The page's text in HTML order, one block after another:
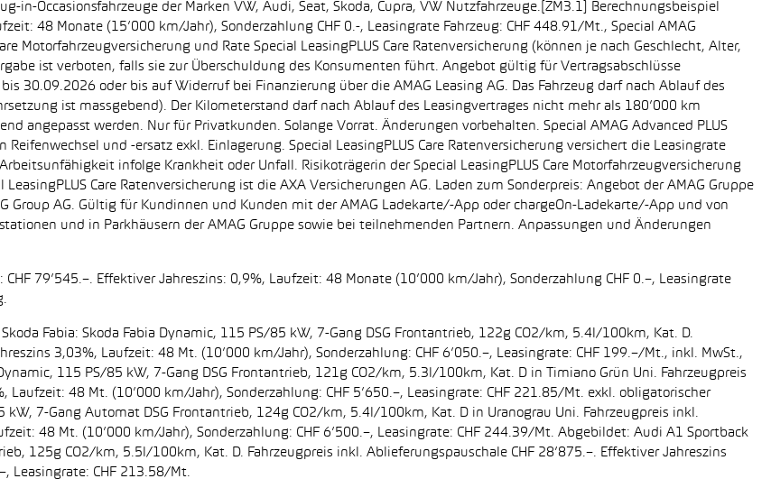
in-Occasionsfahrzeuge der Marken VW, Audi, Seat, Skoda, Cupra, VW Nutzfahrzeuge.[ZM3.1] Berechnungsbeispiel
48 Monate (15’000 km/Jahr), Sonderzahlung CHF 0.-, Leasingrate Fahrzeug: CHF 448.91/Mt., Special AMAG
Motorfahrzeugversicherung und Rate Special LeasingPLUS Care Ratenversicherung (können je nach Geschlecht, Alter,
ist verboten, falls sie zur Überschuldung des Konsumenten führt. Angebot gültig für Vertragsabschlüsse
30.09.2026 oder bis auf Widerruf bei Finanzierung über die AMAG Leasing AG. Das Fahrzeug darf nach Ablauf des
ist massgebend). Der Kilometerstand darf nach Ablauf des Leasingvertrages nicht mehr als 180’000 km
angepasst werden. Nur für Privatkunden. Solange Vorrat. Änderungen vorbehalten. Special AMAG Advanced PLUS
und -ersatz exkl. Einlagerung. Special LeasingPLUS Care Ratenversicherung versichert die Leasingrate
infolge Krankheit oder Unfall. Risikoträgerin der Special LeasingPLUS Care Motorfahrzeugversicherung
Care Ratenversicherung ist die AXA Versicherungen AG. Laden zum Sonderpreis: Angebot der AMAG Gruppe
AG. Gültig für Kundinnen und Kunden mit der AMAG Ladekarte/-App oder chargeOn-Ladekarte/-App und von
und in Parkhäusern der AMAG Gruppe sowie bei teilnehmenden Partnern. Anpassungen und Änderungen
79’545.–. Effektiver Jahreszins: 0,9%, Laufzeit: 48 Monate (10’000 km/Jahr), Sonderzahlung CHF 0.–, Leasingrate
Fabia: Skoda Fabia Dynamic, 115 PS/85 kW, 7-Gang DSG Frontantrieb, 122g CO2/km, 5.4l/100km, Kat. D.
3,03%, Laufzeit: 48 Mt. (10’000 km/Jahr), Sonderzahlung: CHF 6’050.–, Leasingrate: CHF 199.–/Mt., inkl. MwSt.,
115 PS/85 kW, 7-Gang DSG Frontantrieb, 121g CO2/km, 5.3l/100km, Kat. D in Timiano Grün Uni. Fahrzeugpreis
Laufzeit: 48 Mt. (10’000 km/Jahr), Sonderzahlung: CHF 5’650.–, Leasingrate: CHF 221.85/Mt. exkl. obligatorischer
7-Gang Automat DSG Frontantrieb, 124g CO2/km, 5.4l/100km, Kat. D in Uranograu Uni. Fahrzeugpreis inkl.
48 Mt. (10’000 km/Jahr), Sonderzahlung: CHF 6’500.–, Leasingrate: CHF 244.39/Mt. Abgebildet: Audi A1 Sportback
125g CO2/km, 5.5l/100km, Kat. D. Fahrzeugpreis inkl. Ablieferungspauschale CHF 28’875.–. Effektiver Jahreszins
Leasingrate: CHF 213.58/Mt.